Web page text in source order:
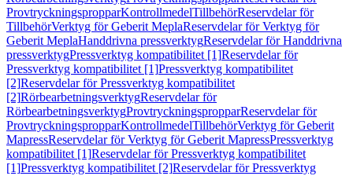
ProvtryckningspropparKontrollmedelTillbehörReservdelar för
TillbehörVerktyg för Geberit MeplaReservdelar för Verktyg för
Geberit MeplaHanddrivna pressverktygReservdelar för Handdrivna
pressverktygPressverktyg kompatibilitet [1]Reservdelar för
Pressverktyg kompatibilitet [1]Pressverktyg kompatibilitet
[2]Reservdelar för Pressverktyg kompatibilitet
[2]RörbearbetningsverktygReservdelar för
RörbearbetningsverktygProvtryckningspropparReservdelar för
ProvtryckningspropparKontrollmedelTillbehörVerktyg för Geberit
MapressReservdelar för Verktyg för Geberit MapressPressverktyg
kompatibilitet [1]Reservdelar för Pressverktyg kompatibilitet
[1]Pressverktyg kompatibilitet [2]Reservdelar för Pressverktyg